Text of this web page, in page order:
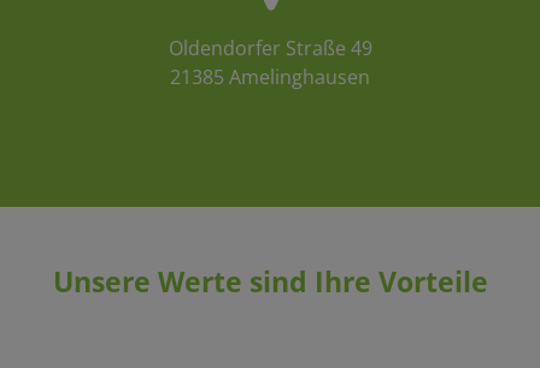
Oldendorfer Straße 49
21385 Amelinghausen
Unsere Werte sind Ihre Vorteile